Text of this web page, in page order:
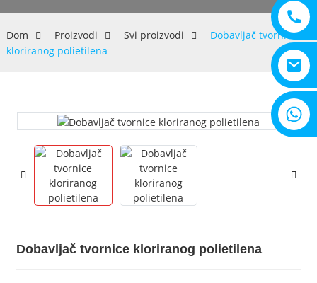
+8615805330828
Dom Proizvodi Svi proizvodi
Dobavljač tvornice
kloriranog polietilena
Dobavljač tvornice kloriranog polietilena